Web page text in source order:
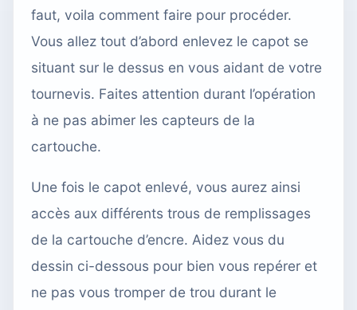
faut, voila comment faire pour procéder.
Vous allez tout d’abord enlevez le capot se
situant sur le dessus en vous aidant de votre
tournevis. Faites attention durant l’opération
à ne pas abimer les capteurs de la
cartouche.
Une fois le capot enlevé, vous aurez ainsi
accès aux différents trous de remplissages
de la cartouche d’encre. Aidez vous du
dessin ci-dessous pour bien vous repérer et
ne pas vous tromper de trou durant le